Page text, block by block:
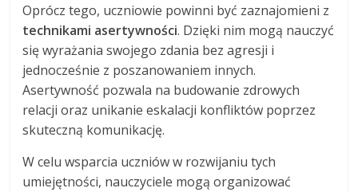
Oprócz tego, uczniowie powinni być zaznajomieni z
technikami asertywności. Dzięki nim mogą nauczyć
się wyrażania swojego zdania bez agresji i
jednocześnie z poszanowaniem innych.
Asertywność pozwala na budowanie zdrowych
relacji oraz unikanie eskalacji konfliktów poprzez
skuteczną komunikację.
W celu wsparcia uczniów w rozwijaniu tych
umiejętności, nauczyciele mogą organizować